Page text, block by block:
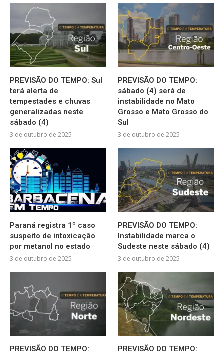
PREVISÃO DO TEMPO: Sul
terá alerta de
tempestades e chuvas
generalizadas neste
sábado (4)
3 de outubro de 2025
PREVISÃO DO TEMPO:
sábado (4) será de
instabilidade no Mato
Grosso e Mato Grosso do
Sul
3 de outubro de 2025
Paraná registra 1º caso
suspeito de intoxicação
por metanol no estado
3 de outubro de 2025
PREVISÃO DO TEMPO:
Instabilidade marca o
Sudeste neste sábado (4)
3 de outubro de 2025
PREVISÃO DO TEMPO: PREVISÃO DO TEMPO: